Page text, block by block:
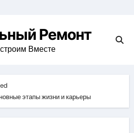
Ремонт
Вместе
этапы жизни и карьеры